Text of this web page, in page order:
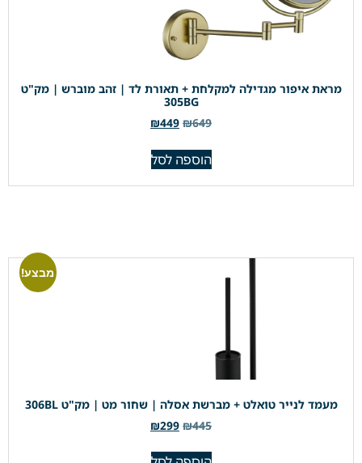
מראת איפור מגדילה למקלחת + תאורת לד | זהב מוברש | מק"ט
305BG
₪649
₪449
הוספה לסל
מבצע!
מעמד לנייר טואלט + מברשת אסלה | שחור מט | מק"ט 306BL
₪445
₪299